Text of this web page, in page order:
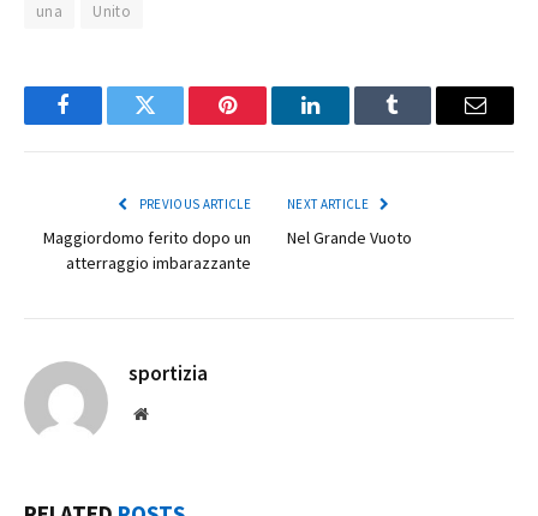
una
Unito
FacebookTwitter Pinterest LinkedInTumblr Email
PREVIOUS ARTICLE
Maggiordomo ferito dopo un
atterraggio imbarazzante
NEXT ARTICLE
Nel Grande Vuoto
sportizia
Website